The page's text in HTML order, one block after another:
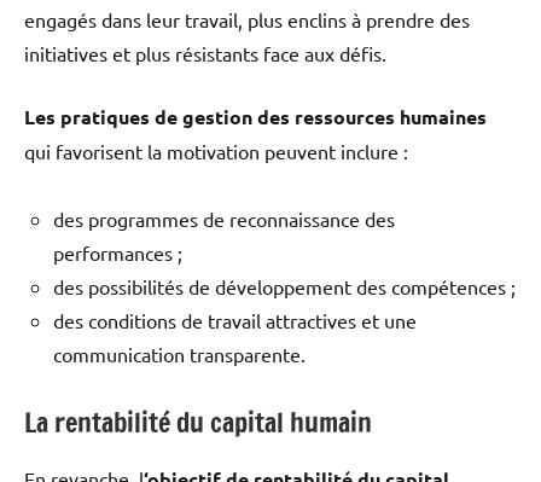
engagés dans leur travail, plus enclins à prendre des
initiatives et plus résistants face aux défis.
Les pratiques de gestion des ressources humaines
qui favorisent la motivation peuvent inclure :
des programmes de reconnaissance des
performances ;
des possibilités de développement des compétences ;
des conditions de travail attractives et une
communication transparente.
La rentabilité du capital humain